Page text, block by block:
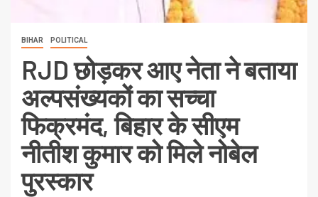
BIHAR POLITICAL
RJD छोड़कर आए नेता ने बताया
अल्पसंख्यकों का सच्चा
फिक्रमंद, बिहार के सीएम
नीतीश कुमार को मिले नोबेल
पुरस्कार